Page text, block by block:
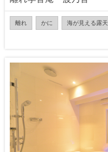
離れ かに 海が見える露天